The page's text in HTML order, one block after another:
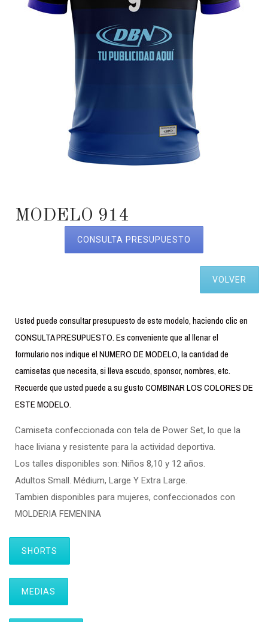
MODELO 914
CONSULTA PRESUPUESTO
VOLVER
Usted puede consultar presupuesto de este modelo, haciendo clic en
CONSULTA PRESUPUESTO. Es conveniente que al llenar el
formulario nos indique el NUMERO DE MODELO, la cantidad de
camisetas que necesita, si lleva escudo, sponsor, nombres, etc.
Recuerde que usted puede a su gusto COMBINAR LOS COLORES DE
ESTE MODELO.
Camiseta confeccionada con tela de Power Set, lo que la
hace liviana y resistente para la actividad deportiva.
Los talles disponibles son: Niños 8,10 y 12 años.
Adultos Small. Médium, Large Y Extra Large.
Tambien disponibles para mujeres, confeccionados con
MOLDERIA FEMENINA
SHORTS
MEDIAS